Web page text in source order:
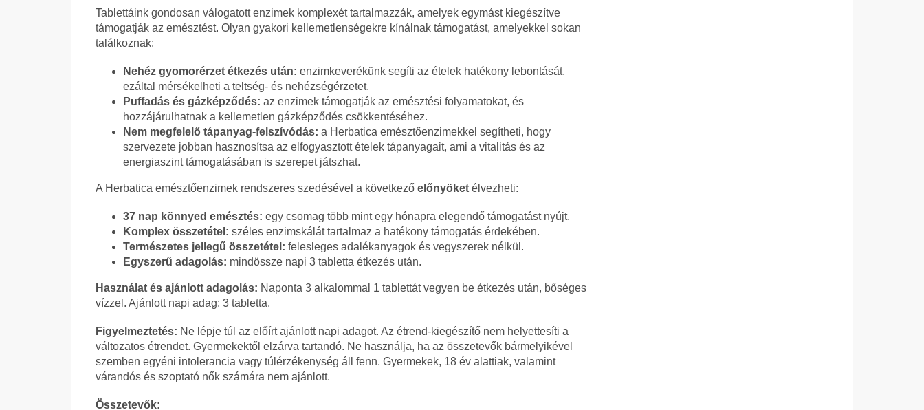
Tablettáink gondosan válogatott enzimek komplexét tartalmazzák, amelyek egymást kiegészítve
támogatják az emésztést. Olyan gyakori kellemetlenségekre kínálnak támogatást, amelyekkel sokan
találkoznak:
Nehéz gyomorérzet étkezés után: enzimkeverékünk segíti az ételek hatékony lebontását,
ezáltal mérsékelheti a teltség- és nehézségérzetet.
Puffadás és gázképződés: az enzimek támogatják az emésztési folyamatokat, és
hozzájárulhatnak a kellemetlen gázképződés csökkentéséhez.
Nem megfelelő tápanyag-felszívódás: a Herbatica emésztőenzimekkel segítheti, hogy
szervezete jobban hasznosítsa az elfogyasztott ételek tápanyagait, ami a vitalitás és az
energiaszint támogatásában is szerepet játszhat.
A Herbatica emésztőenzimek rendszeres szedésével a következő előnyöket élvezheti:
37 nap könnyed emésztés: egy csomag több mint egy hónapra elegendő támogatást nyújt.
Komplex összetétel: széles enzimskálát tartalmaz a hatékony támogatás érdekében.
Természetes jellegű összetétel: felesleges adalékanyagok és vegyszerek nélkül.
Egyszerű adagolás: mindössze napi 3 tabletta étkezés után.
Használat és ajánlott adagolás: Naponta 3 alkalommal 1 tablettát vegyen be étkezés után, bőséges
vízzel. Ajánlott napi adag: 3 tabletta.
Figyelmeztetés: Ne lépje túl az előírt ajánlott napi adagot. Az étrend-kiegészítő nem helyettesíti a
változatos étrendet. Gyermekektől elzárva tartandó. Ne használja, ha az összetevők bármelyikével
szemben egyéni intolerancia vagy túlérzékenység áll fenn. Gyermekek, 18 év alattiak, valamint
várandós és szoptató nők számára nem ajánlott.
Összetevők: